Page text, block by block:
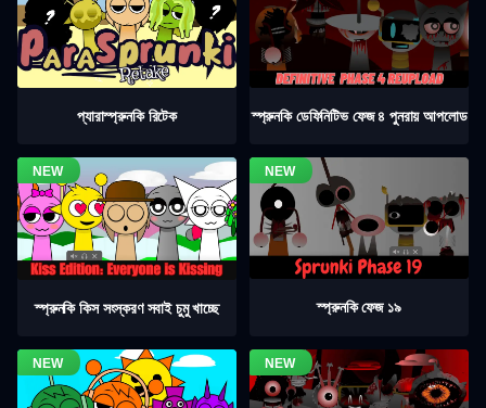
প্যারাস্প্রুনকি রিটেক স্প্রুনকি ডেফিনিটিভ ফেজ ৪ পুনরায় আপলোড
স্প্রুনকি কিস সংস্করণ সবাই চুমু খাচ্ছে স্প্রুনকি ফেজ ১৯